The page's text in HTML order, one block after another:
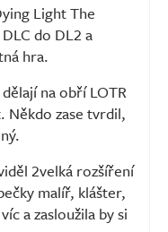
Light The
do DL2 a
hra.
na obří LOTR
Někdo zase tvrdil,
2velká rozšíření
malíř, klášter,
a zasloužila by si